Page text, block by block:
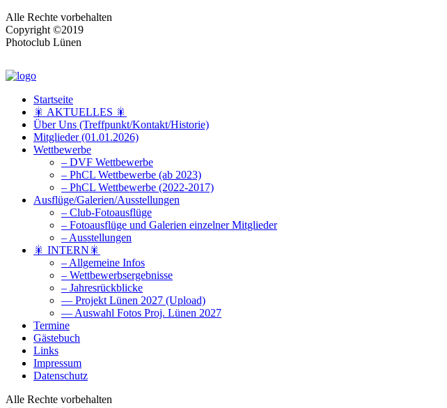
Alle Rechte vorbehalten
Copyright ©2019
Photoclub Lünen
Startseite
🎇 AKTUELLES 🎇
Über Uns (Treffpunkt/Kontakt/Historie)
Mitglieder (01.01.2026)
Wettbewerbe
– DVF Wettbewerbe
– PhCL Wettbewerbe (ab 2023)
– PhCL Wettbewerbe (2022-2017)
Ausflüge/Galerien/Ausstellungen
– Club-Fotoausflüge
– Fotoausflüge und Galerien einzelner Mitglieder
– Ausstellungen
🎇 INTERN🎇
– Allgemeine Infos
– Wettbewerbsergebnisse
– Jahresrückblicke
— Projekt Lünen 2027 (Upload)
— Auswahl Fotos Proj. Lünen 2027
Termine
Gästebuch
Links
Impressum
Datenschutz
Alle Rechte vorbehalten